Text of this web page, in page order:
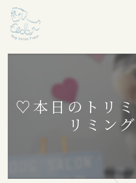
♡本日のトリ
リミン